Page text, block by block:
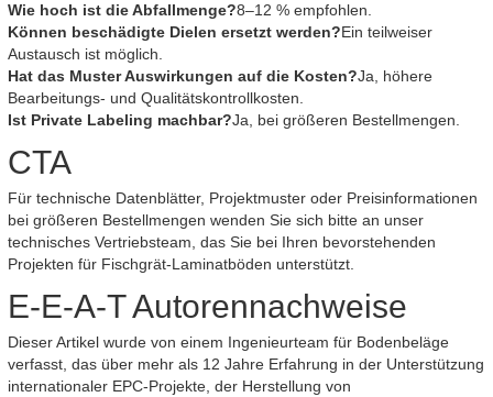
Wie hoch ist die Abfallmenge?8–12 % empfohlen.
Können beschädigte Dielen ersetzt werden?Ein teilweiser
Austausch ist möglich.
Hat das Muster Auswirkungen auf die Kosten?Ja, höhere
Bearbeitungs- und Qualitätskontrollkosten.
Ist Private Labeling machbar?Ja, bei größeren Bestellmengen.
CTA
Für technische Datenblätter, Projektmuster oder Preisinformationen
bei größeren Bestellmengen wenden Sie sich bitte an unser
technisches Vertriebsteam, das Sie bei Ihren bevorstehenden
Projekten für Fischgrät-Laminatböden unterstützt.
E-E-A-T Autorennachweise
Dieser Artikel wurde von einem Ingenieurteam für Bodenbeläge
verfasst, das über mehr als 12 Jahre Erfahrung in der Unterstützung
internationaler EPC-Projekte, der Herstellung von